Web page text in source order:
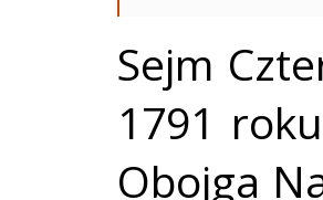
Sejm
1791
Obojga